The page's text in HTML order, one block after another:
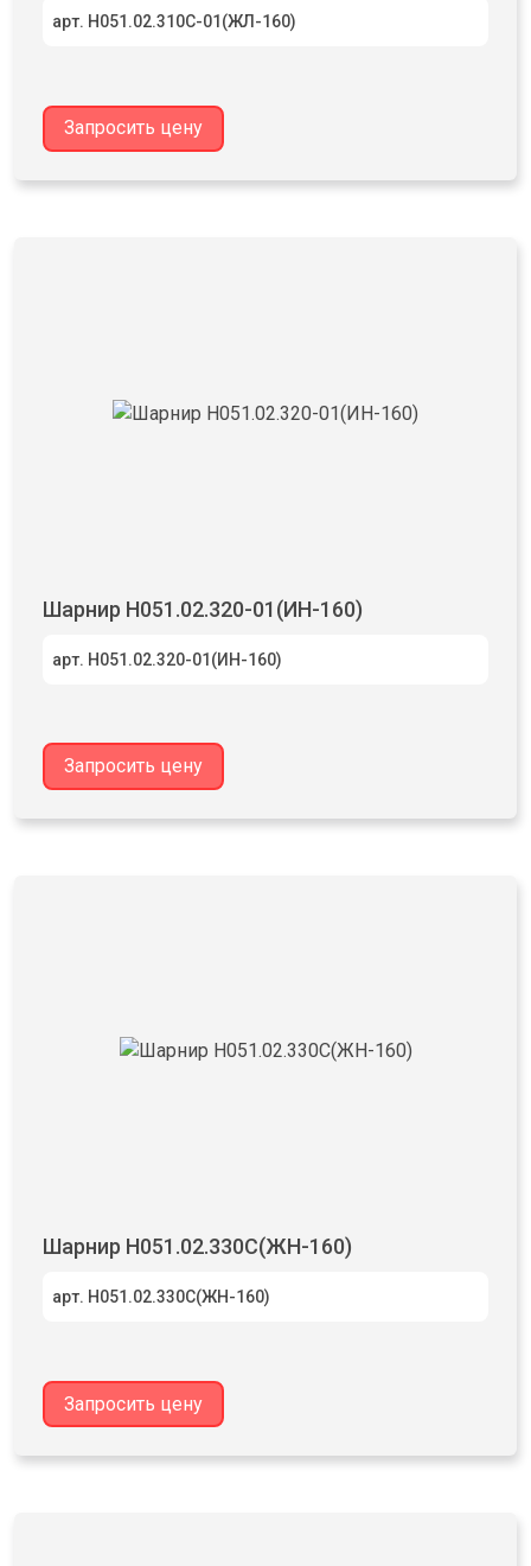
арт. Н051.02.310С-01(ЖЛ-160)
Запросить цену
Шарнир Н051.02.320-01(ИН-160)
арт. Н051.02.320-01(ИН-160)
Запросить цену
Шарнир Н051.02.330С(ЖН-160)
арт. Н051.02.330С(ЖН-160)
Запросить цену